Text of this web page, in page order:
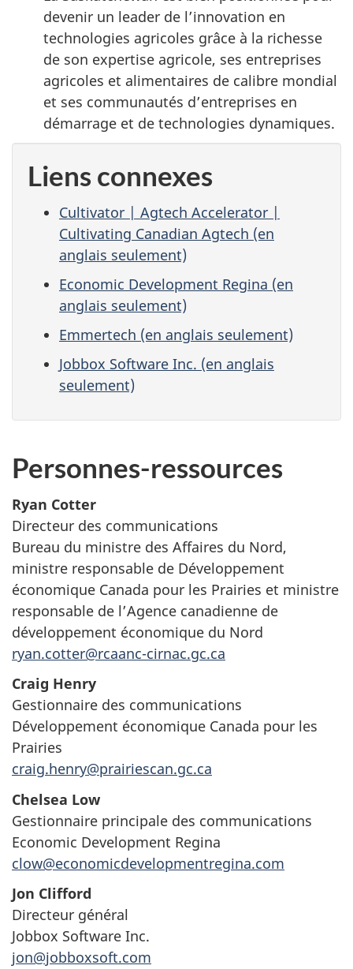
devenir un leader de l’innovation en
technologies agricoles grâce à la richesse
de son expertise agricole, ses entreprises
agricoles et alimentaires de calibre mondial
et ses communautés d’entreprises en
démarrage et de technologies dynamiques.
Liens connexes
Cultivator | Agtech Accelerator |
Cultivating Canadian Agtech (en
anglais seulement)
Economic Development Regina (en
anglais seulement)
Emmertech (en anglais seulement)
Jobbox Software Inc. (en anglais
seulement)
Personnes-ressources
Ryan Cotter
Directeur des communications
Bureau du ministre des Affaires du Nord,
ministre responsable de Développement
économique Canada pour les Prairies et ministre
responsable de l’Agence canadienne de
développement économique du Nord
ryan.cotter@rcaanc-cirnac.gc.ca
Craig Henry
Gestionnaire des communications
Développement économique Canada pour les
Prairies
craig.henry@prairiescan.gc.ca
Chelsea Low
Gestionnaire principale des communications
Economic Development Regina
clow@economicdevelopmentregina.com
Jon Clifford
Directeur général
Jobbox Software Inc.
jon@jobboxsoft.com